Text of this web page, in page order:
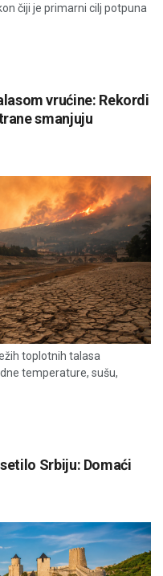
čiji je primarni cilj potpuna
vrućine: Rekordi
smanjuju
toplotnih talasa
temperature, sušu,
Srbiju: Domaći